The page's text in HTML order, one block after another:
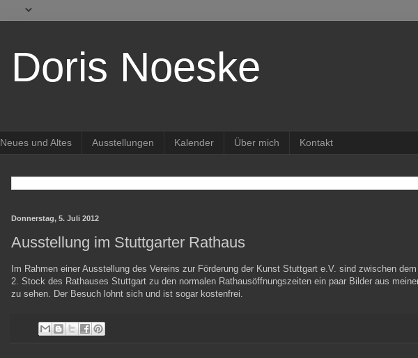
Doris Noeske
Neues und Altes Ausstellungen Kalender Über mich Kontakt
Donnerstag, 5. Juli 2012
Ausstellung im Stuttgarter Rathaus
Im Rahmen einer Ausstellung des Vereins zur Förderung der Kunst Stuttgart e.V. sind zwischen
2. Stock des Rathauses Stuttgart zu den normalen Rathausöffnungszeiten ein paar Bilder aus
zu sehen. Der Besuch lohnt sich und ist sogar kostenfrei.